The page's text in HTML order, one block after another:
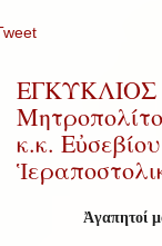
ΕΓΚΥΚΛΙΟΣ
κ.κ.
Ἀγαπητοί